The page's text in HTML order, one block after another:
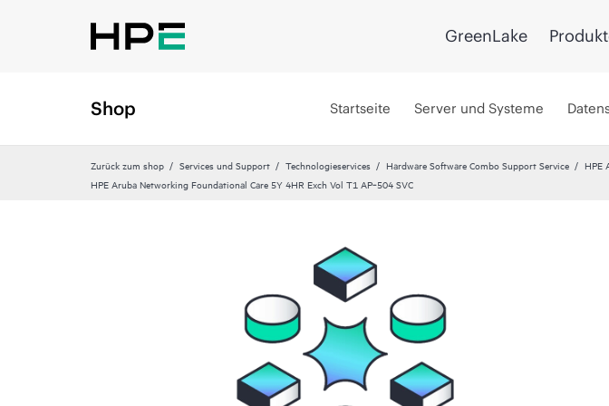
GreenLake
Shop Startseite Server und Systeme
Zurück zum shop Services und Support Technologieservices Hardware Software Combo Support Service
HPE
HPE Aruba Networking Foundational Care 5Y 4HR Exch Vol T1 AP‑504 SVC